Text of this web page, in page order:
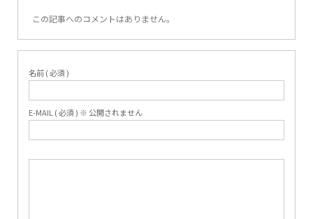
この記事へのコメントはありません。
名前 ( 必須 )
E-MAIL ( 必須 ) ※ 公開されません